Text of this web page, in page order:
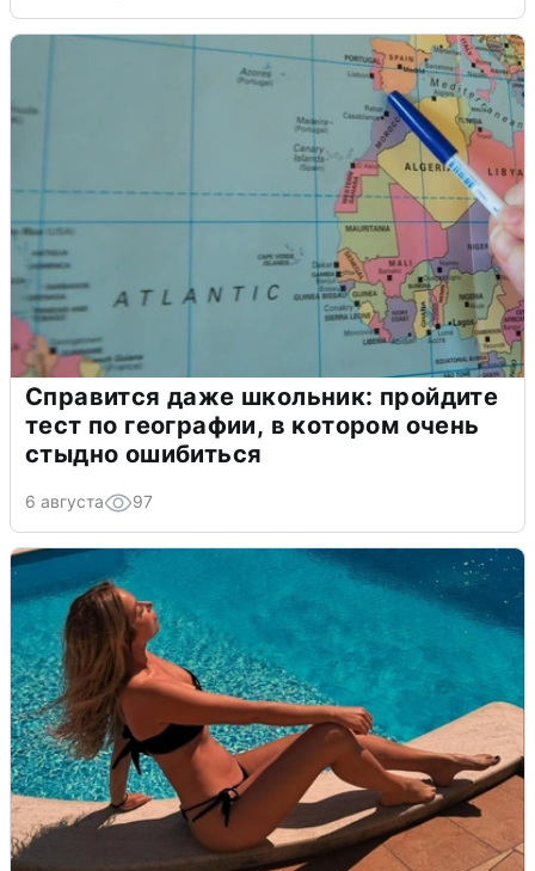
Справится даже школьник: пройдите
тест по географии, в котором очень
стыдно ошибиться
6 августа 97